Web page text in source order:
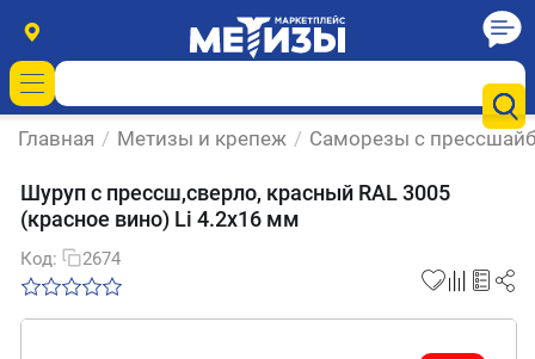
Главная / Метизы и крепеж / Саморезы с
Шуруп с прессш,сверло, красный RAL 3005
(красное вино) Li 4.2х16 мм
Код: 2674